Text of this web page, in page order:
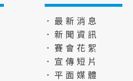
．最新消息
．新聞資訊
．賽會花絮
．宣傳短片
．平面媒體